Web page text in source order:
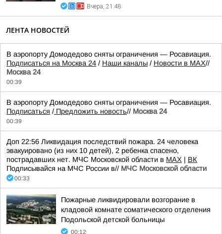
Вчера, 21:48
ЛЕНТА НОВОСТЕЙ
В аэропорту Домодедово сняты ограничения — Росавиация.
Подписаться на Москва 24 / Наши каналы / Новости в MAX//
Москва 24
00:39
В аэропорту Домодедово сняты ограничения — Росавиация.
Подписаться / Предложить новость// Москва 24
00:39
Доп 22:56 Ликвидация последствий пожара. 24 человека
эвакуировано (из них 10 детей), 2 ребенка спасено,
пострадавших нет. МЧС Московской области в MAX | ВК
Подписывайся на МЧС России в// МЧС Московской области
00:33
Пожарные ликвидировали возгорание в
кладовой комнате соматического отделения
Подольской детской больницы
00:12